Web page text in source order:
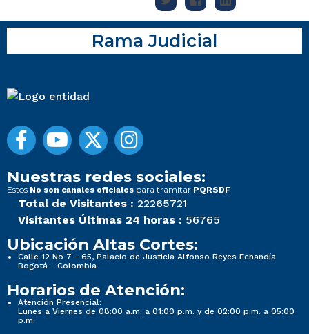
Rama Judicial
Nuestras redes sociales:
Estos No son canales oficiales para tramitar PQRSDF
Total de Visitantes : 22265721
Visitantes Últimas 24 horas : 56765
Ubicación Altas Cortes:
Calle 12 No 7 - 65, Palacio de Justicia Alfonso Reyes Echandía
Bogotá - Colombia
Horarios de Atención:
Atención Presencial:
Lunes a Viernes de 08:00 a.m. a 01:00 p.m. y de 02:00 p.m. a 05:00
p.m.